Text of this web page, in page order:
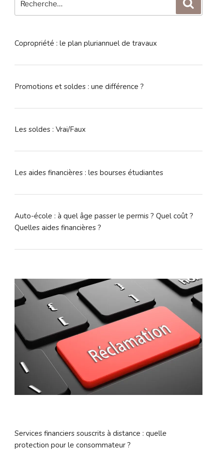
pour
Copropriété : le plan pluriannuel de travaux
Promotions et soldes : une différence ?
Les soldes : Vrai/Faux
Les aides financières : les bourses étudiantes
Auto-école : à quel âge passer le permis ? Quel coût ?
Quelles aides financières ?
Services financiers souscrits à distance : quelle
protection pour le consommateur ?